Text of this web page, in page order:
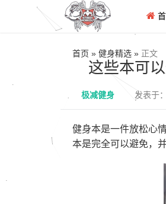
首页 » 健身精选 » 正文
这些本可
极减健身 发表于
健身本是一件放松心
本是完全可以避免，